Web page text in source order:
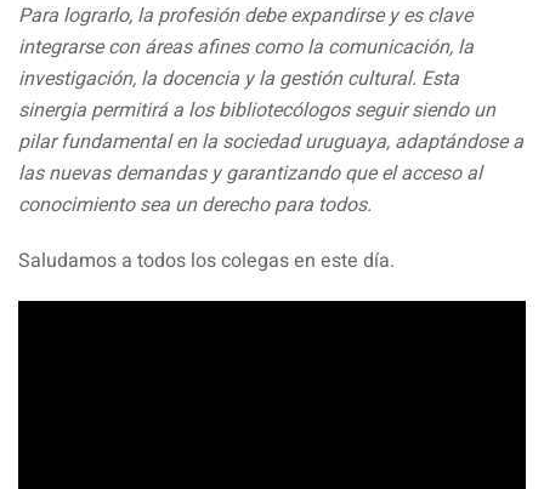
Para lograrlo, la profesión debe expandirse y es clave
integrarse con áreas afines como la comunicación, la
investigación, la docencia y la gestión cultural. Esta
sinergia permitirá a los bibliotecólogos seguir siendo un
pilar fundamental en la sociedad uruguaya, adaptándose a
las nuevas demandas y garantizando que el acceso al
conocimiento sea un derecho para todos.
Saludamos a todos los colegas en este día.